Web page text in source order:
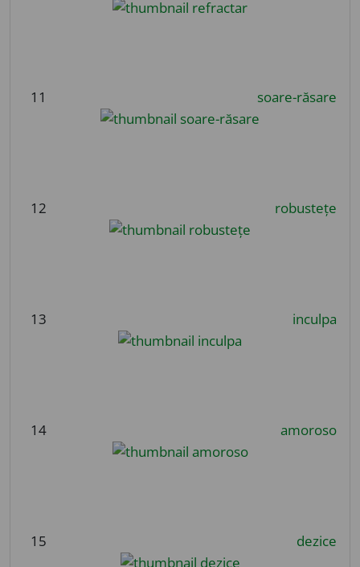
11 soare-răsare
12 robustețe
13 inculpa
14 amoroso
15 dezice